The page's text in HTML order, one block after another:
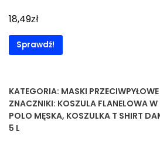
18,49zł
Sprawdź!
KATEGORIA: MASKI
ZNACZNIKI: KOSZULA FLANELOWA W
POLO MĘSKA, KOSZULKA T SHIRT
5 L